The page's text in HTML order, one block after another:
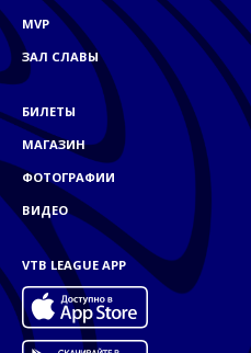
MVP
ЗАЛ СЛАВЫ
БИЛЕТЫ
МАГАЗИН
ФОТОГРАФИИ
ВИДЕО
VTB LEAGUE APP